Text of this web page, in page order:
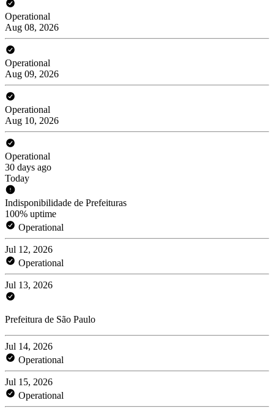
Operational
Aug 08, 2026
Operational
Aug 09, 2026
Operational
Aug 10, 2026
Operational
30 days ago
Today
Indisponibilidade de Prefeituras
100% uptime
Operational
Jul 12, 2026
Operational
Jul 13, 2026
Prefeitura de São Paulo
Jul 14, 2026
Operational
Jul 15, 2026
Operational